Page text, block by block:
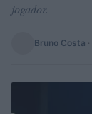
jogador.
Bruno Costa ·